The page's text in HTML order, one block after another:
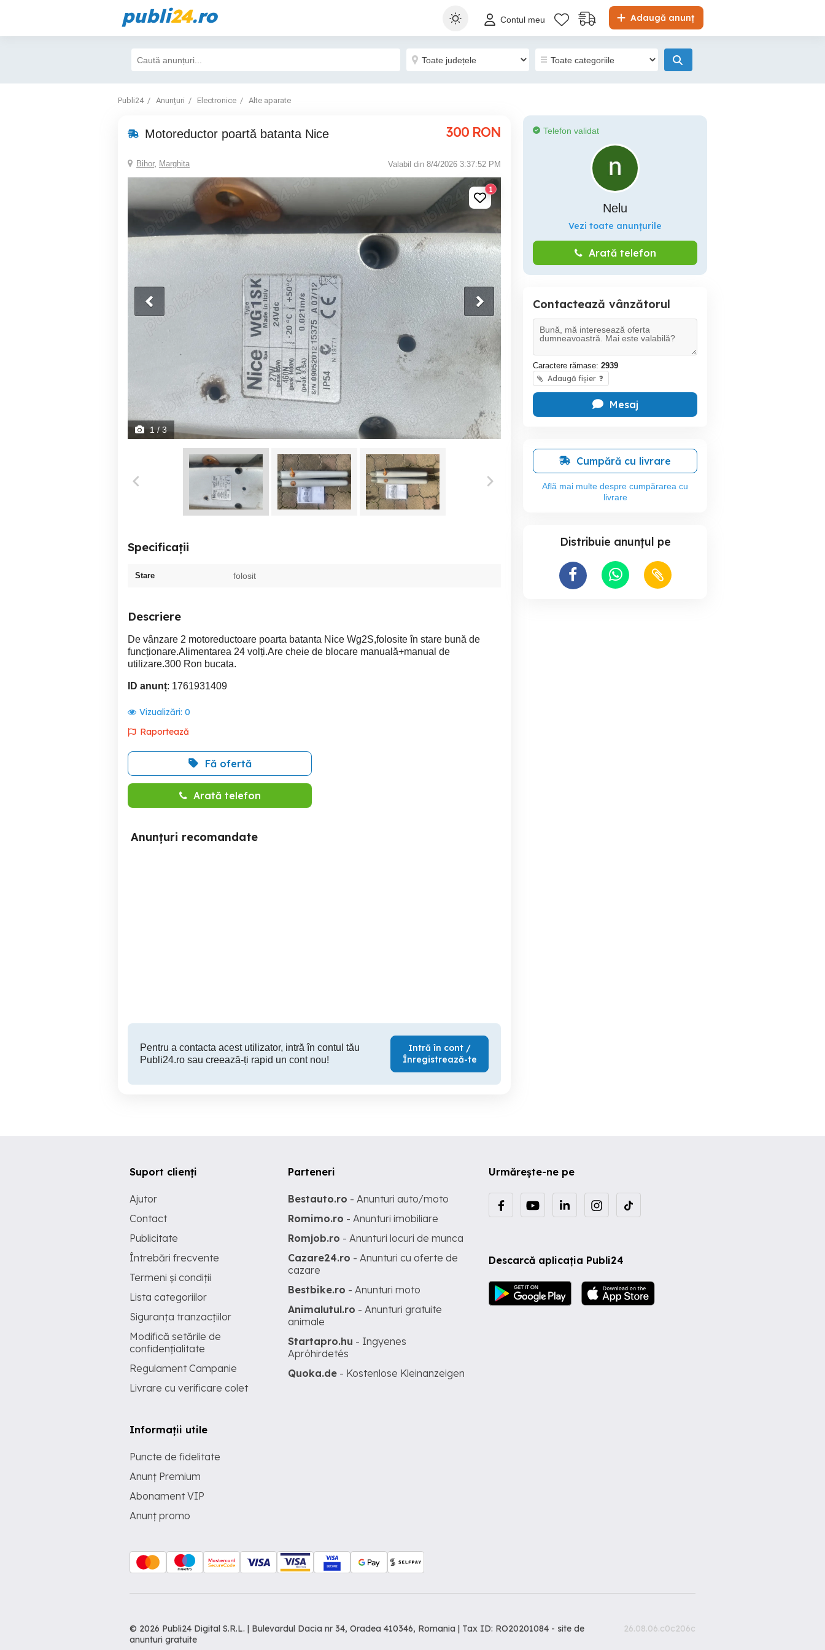
publi24.ro Adaugă anunț
Contul meu
Publi24 Anunțuri Electronice Alte aparate
Motoreductor poartă batanta Nice 300 RON
Bihor, Marghita Valabil din 8/4/2026 3:37:52 PM
1
1/ 3
Specificații
Stare folosit
Descriere
De vânzare 2 motoreductoare poarta batanta Nice Wg2S,folosite în stare bună de
funcționare.Alimentarea 24 volți.Are cheie de blocare manuală+manual de
utilizare.300 Ron bucata.
ID anunț: 1761931409
Vizualizări: 0
Raportează
Fă ofertă
Arată telefon
Anunțuri recomandate
Pentru a contacta acest utilizator, intră în contul tău
Publi24.ro sau creează-ți rapid un cont nou!
Intră în cont /
Înregistrează-te
Telefon validat
Nelu
Vezi toate anunțurile
Arată telefon
Contactează vânzătorul
Caractere rămase: 2939
Adaugă fișier ?
Mesaj
Cumpără cu livrare
Află mai multe despre cumpărarea cu
livrare
Distribuie anunțul pe
Urmărește-ne pe
Descarcă aplicația Publi24
Suport clienți
Ajutor
Contact
Publicitate
Întrebări frecvente
Termeni și condiții
Lista categoriilor
Siguranța tranzacțiilor
Modifică setările de
confidențialitate
Regulament Campanie
Livrare cu verificare colet
Informații utile
Puncte de fidelitate
Anunț Premium
Abonament VIP
Anunț promo
Parteneri
Bestauto.ro - Anunturi auto/moto
Romimo.ro - Anunturi imobiliare
Romjob.ro - Anunturi locuri de munca
Cazare24.ro - Anunturi cu oferte de
cazare
Bestbike.ro - Anunturi moto
Animalutul.ro - Anunturi gratuite
animale
Startapro.hu - Ingyenes
Apróhirdetés
Quoka.de - Kostenlose Kleinanzeigen
© 2026 Publi24 Digital S.R.L. | Bulevardul Dacia nr 34, Oradea 410346, Romania | Tax ID: RO20201084 - site de
anunturi gratuite
26.08.06.c0c206c